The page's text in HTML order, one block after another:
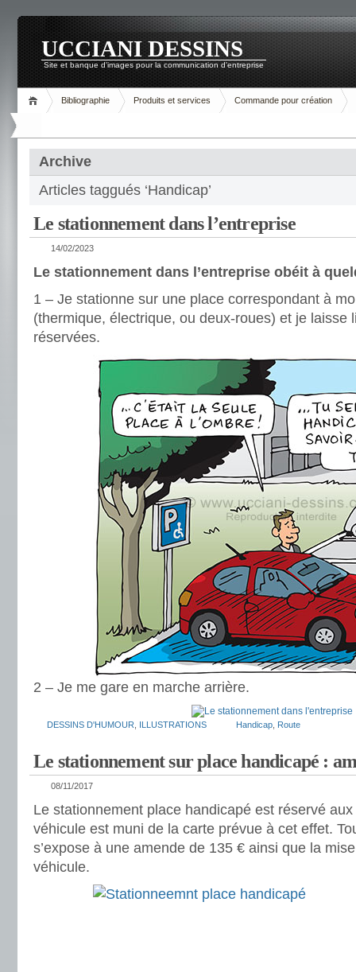
UCCIANI DESSINS
Site et banque d'images pour la communication d'entreprise
Bibliographie Produits et services Commande pour création
Archive
Articles taggués ‘Handicap’
Le stationnement dans l’entreprise
14/02/2023
Le stationnement dans l’entreprise obéit à
1 – Je stationne sur une place correspondant à
(thermique, électrique, ou deux-roues) et je laisse
réservées.
2 – Je me gare en marche arrière.
DESSINS D'HUMOUR ILLUSTRATIONS Handicap Route
Le stationnement sur place handicapé :
08/11/2017
Le stationnement place handicapé est réservé
véhicule est muni de la carte prévue à cet effet.
s’expose à une amende de 135 € ainsi que la
véhicule.